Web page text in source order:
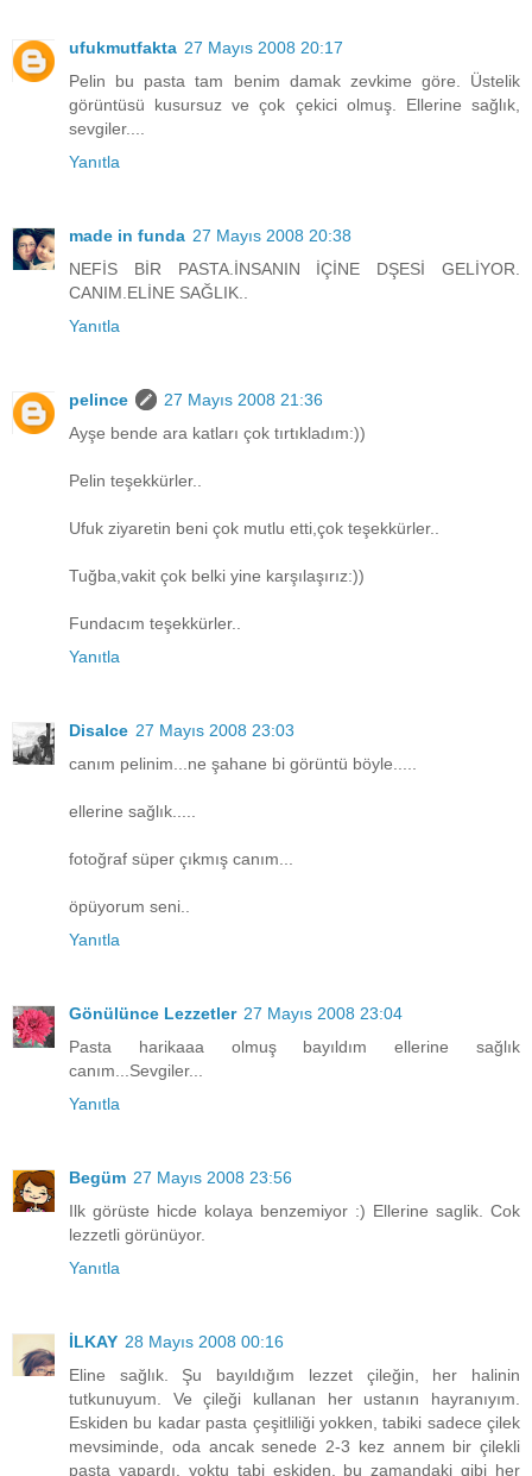
ufukmutfakta 27 Mayıs 2008 20:17
Pelin bu pasta tam benim damak zevkime göre. Üstelik
görüntüsü kusursuz ve çok çekici olmuş. Ellerine sağlık,
sevgiler....
Yanıtla
made in funda 27 Mayıs 2008 20:38
NEFİS BİR PASTA.İNSANIN İÇİNE DŞESİ GELİYOR.
CANIM.ELİNE SAĞLIK..
Yanıtla
pelince
27 Mayıs 2008 21:36
Ayşe bende ara katları çok tırtıkladım:))
Pelin teşekkürler..
Ufuk ziyaretin beni çok mutlu etti,çok teşekkürler..
Tuğba,vakit çok belki yine karşılaşırız:))
Fundacım teşekkürler..
Yanıtla
Disalce 27 Mayıs 2008 23:03
canım pelinim...ne şahane bi görüntü böyle.....
ellerine sağlık.....
fotoğraf süper çıkmış canım...
öpüyorum seni..
Yanıtla
Gönülünce Lezzetler 27 Mayıs 2008 23:04
Pasta harikaaa olmuş bayıldım ellerine sağlık
canım...Sevgiler...
Yanıtla
Begüm 27 Mayıs 2008 23:56
Ilk görüste hicde kolaya benzemiyor :) Ellerine saglik. Cok
lezzetli görünüyor.
Yanıtla
İLKAY 28 Mayıs 2008 00:16
Eline sağlık. Şu bayıldığım lezzet çileğin, her halinin
tutkunuyum. Ve çileği kullanan her ustanın hayranıyım.
Eskiden bu kadar pasta çeşitliliği yokken, tabiki sadece çilek
mevsiminde, oda ancak senede 2-3 kez annem bir çilekli
pasta yapardı. yoktu tabi eskiden, bu zamandaki gibi her